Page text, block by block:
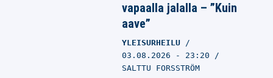
vapaalla jalalla – ”Kuin
aave”
YLEISURHEILU
03.08.2026 - 23:20
SALTTU FORSSTRÖM